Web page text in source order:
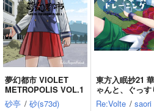
夢幻都市 VIOLET
METROPOLIS VOL.1
砂亭 / 砂(s73d)
東方入眠抄21
ゃんと、ぐっす
トレーニング
Re:Volte / saori